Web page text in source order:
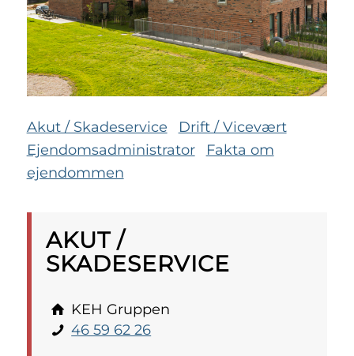
Akut / Skadeservice
Drift / Vicevært
Ejendomsadministrator
Fakta om
ejendommen
AKUT /
SKADESERVICE
KEH Gruppen
46 59 62 26